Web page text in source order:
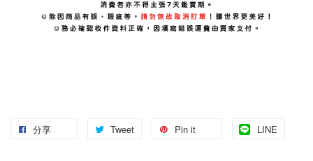
分享 Tweet Pin it LINE